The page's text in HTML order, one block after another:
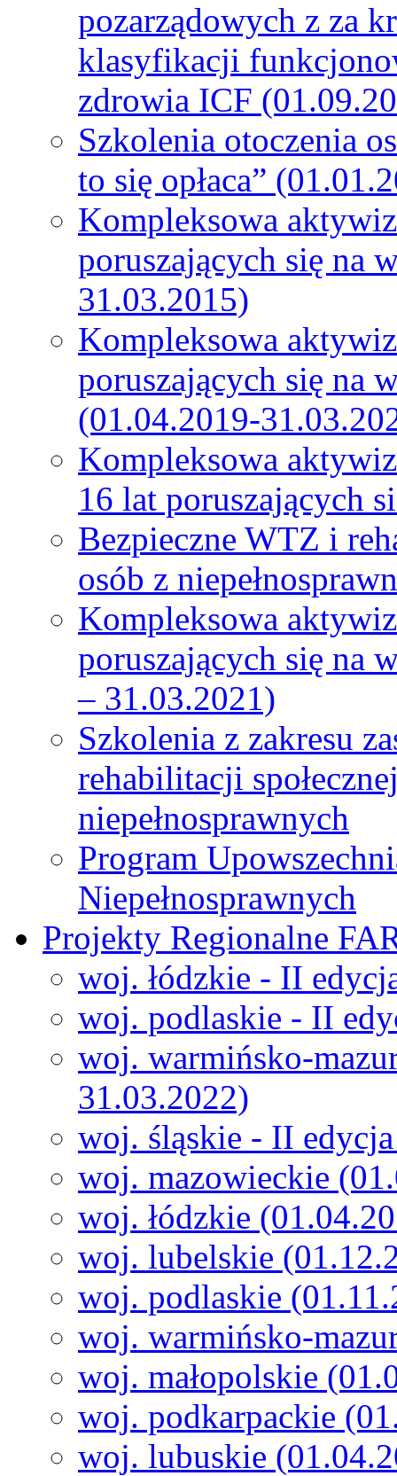
pozarządowych z za
klasyfikacji
zdrowia ICF
Szkolenia otoczenia
to się opłaca”
Kompleksowa
poruszających się na
31.03.2015)
Kompleksowa
poruszających się na
(01.04.2019-
Kompleksowa
16 lat poruszających
Bezpieczne WTZ i
osób z
Kompleksowa
poruszających się na
– 31.03.2021)
Szkolenia z zakresu
rehabilitacji
niepełnosprawnych
Program
Niepełnosprawnych
Projekty Regionalne
woj. łódzkie - II
woj. podlaskie - II
woj. warmińsko-
31.03.2022)
woj. śląskie - II
woj. mazowieckie
woj. łódzkie
woj. lubelskie
woj. podlaskie
woj. warmińsko-
woj. małopolskie
woj. podkarpackie
woj. lubuskie